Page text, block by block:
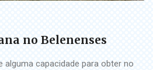
no Belenenses
alguma capacidade para obter no